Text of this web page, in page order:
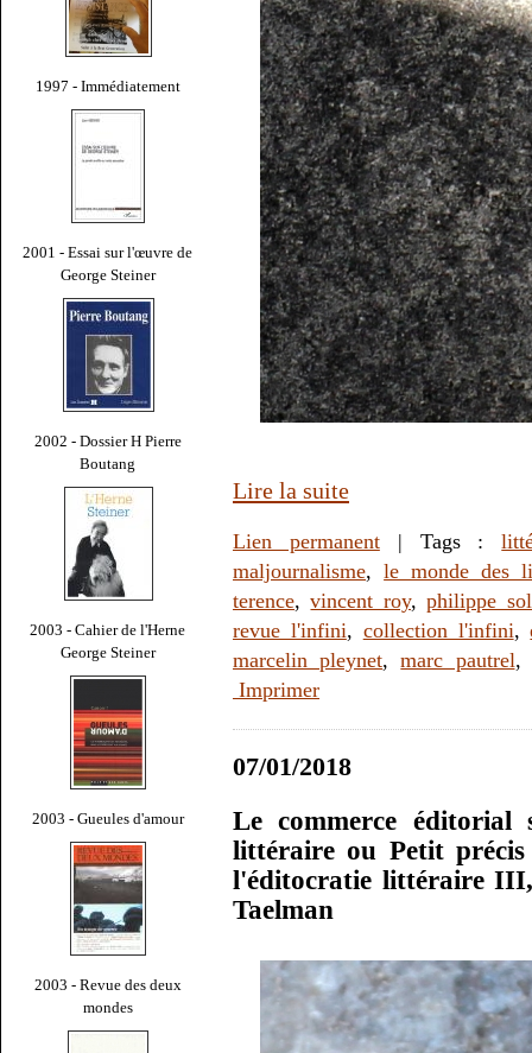
1997 - Immédiatement
2001 - Essai sur l'œuvre de
George Steiner
2002 - Dossier H Pierre
Boutang
2003 - Cahier de l'Herne
George Steiner
2003 - Gueules d'amour
2003 - Revue des deux
mondes
Lire la suite
Lien permanent| Tags :
maljournalisme,le monde des
terence,vincent roy,philippe
revue l'infini, collection l'infini,
marcelin pleynet,marc pautrel,
Imprimer
07/01/2018
Le commerce
littéraire ou Petit
l'éditocratie littéraire
Taelman